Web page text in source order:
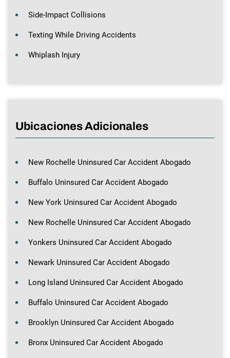
Side-Impact Collisions
Texting While Driving Accidents
Whiplash Injury
Ubicaciones Adicionales
New Rochelle Uninsured Car Accident Abogado
Buffalo Uninsured Car Accident Abogado
New York Uninsured Car Accident Abogado
New Rochelle Uninsured Car Accident Abogado
Yonkers Uninsured Car Accident Abogado
Newark Uninsured Car Accident Abogado
Long Island Uninsured Car Accident Abogado
Buffalo Uninsured Car Accident Abogado
Brooklyn Uninsured Car Accident Abogado
Bronx Uninsured Car Accident Abogado